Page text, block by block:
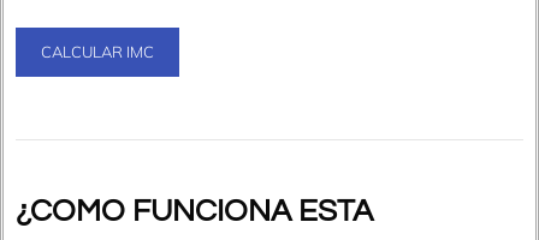
CALCULAR IMC
¿COMO FUNCIONA ESTA